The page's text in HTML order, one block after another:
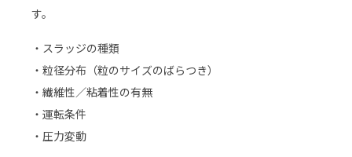
す。
・スラッジの種類
・粒径分布（粒のサイズのばらつき）
・繊維性／粘着性の有無
・運転条件
・圧力変動